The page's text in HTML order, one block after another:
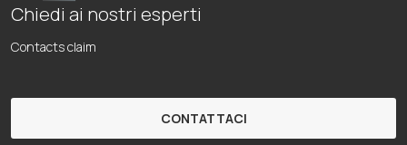
Chiedi ai nostri esperti
Contacts claim
CONTATTACI